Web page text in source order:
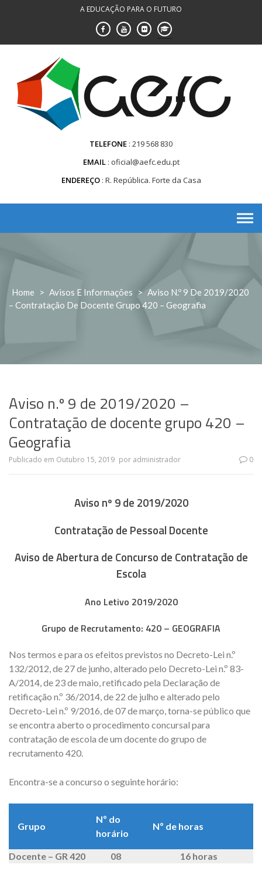
A EDUCAÇÃO PARA O FUTURO
TELEFONE 219 568 830
EMAIL oficial@aefc.edu.pt
ENDEREÇO R. República. Forte da Casa
Home > Avisos E Informações > Aviso N.º 9 De 2019/2020
– Contratação De Docente Grupo 420 – Geografia
Aviso n.º 9 de 2019/2020 –
Contratação de docente grupo 420 –
Geografia
Publicado em Outubro 15, 2019 por administrador 0
Aviso nº 9 de 2019/2020
Contratação de Pessoal Docente
Aviso de Abertura de Concurso de Contratação de
Escola
Ano Letivo 2019/2020
Grupo de Recrutamento: 420 – GEOGRAFIA
Nos termos e para os efeitos previstos no Decreto-Lei n.º
132/2012, de 27 de junho, alterado pelo Decreto-Lei n.º 83-
A/2014, de 23 de maio, retificado pela Declaração de
retificação n.º 36/2014, de 22 de julho e alterado pelo
Decreto-Lei n.º 9/2016, de 07 de março, torna-se público que
se encontra aberto o procedimento concursal para
contratação de escola de um docente do grupo de
recrutamento 420.
Encontra-se a concurso o seguinte horário:
Grupo
Nº do
horário
Nº de horas
Docente – GR 420 08 16 horas